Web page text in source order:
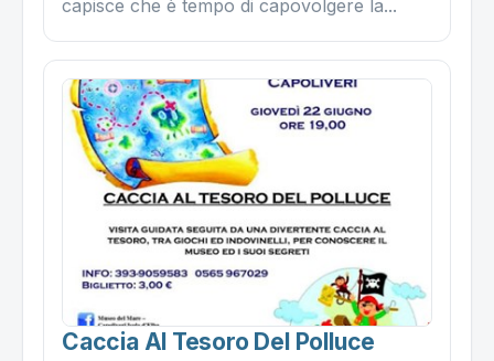
capisce che è tempo di capovolgere la...
Caccia Al Tesoro Del Polluce